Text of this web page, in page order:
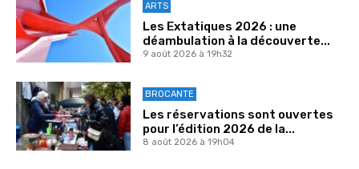
ARTS
Les Extatiques 2026 : une
déambulation à la découverte...
9 août 2026 à 19h32
BROCANTE
Les réservations sont ouvertes
pour l’édition 2026 de la...
8 août 2026 à 19h04